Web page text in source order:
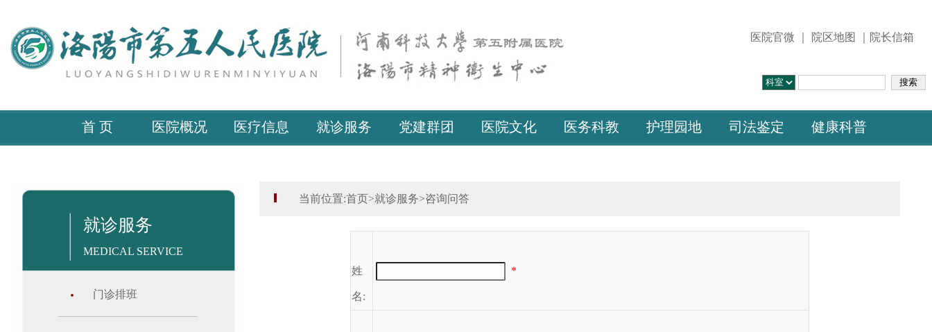
医院官微 院区地图 ｜院长信箱
首 页 医院概况 医疗信息 就诊服务 党建群团 医院文化 医务科教 护理园地 司法鉴定 健康科普
就诊服务
MEDICAL SERVICE
门诊排班
当前位置:首页>就诊服务>咨询问答
姓
名:
*